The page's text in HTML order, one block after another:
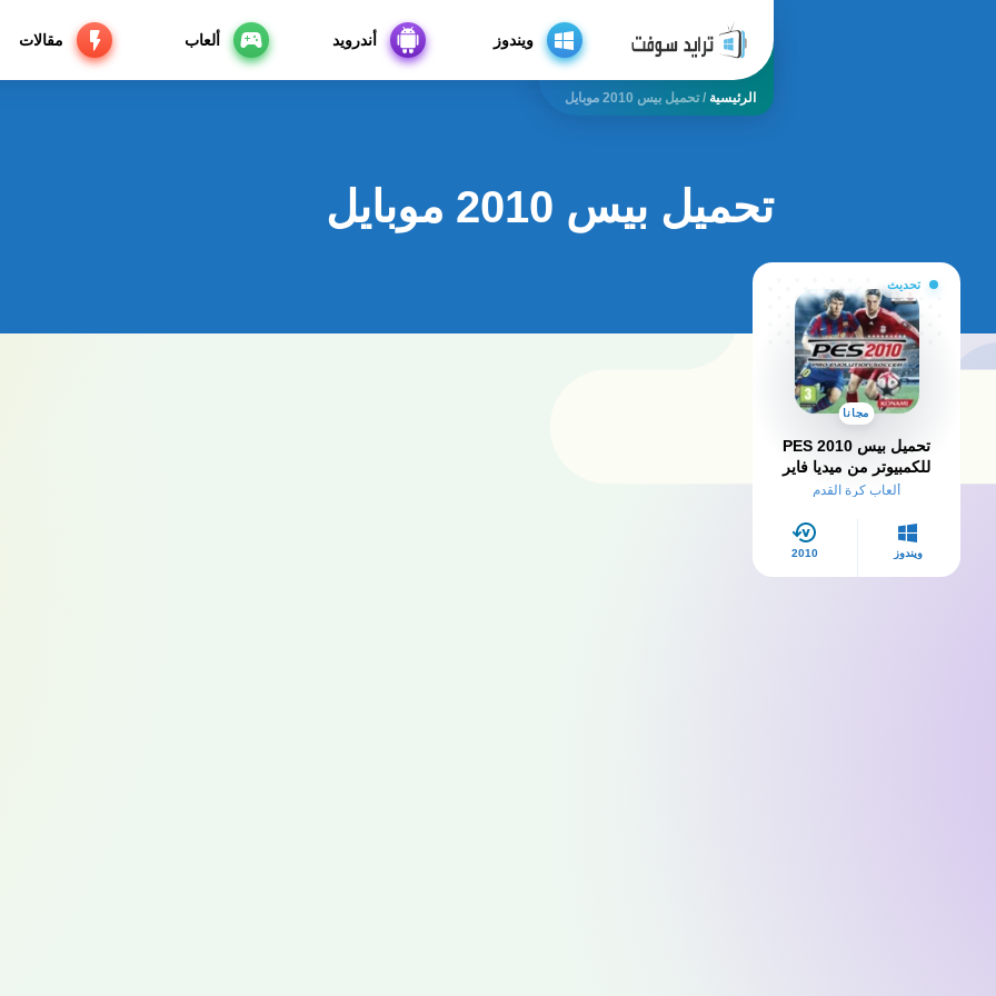
ويندوز أندرويد ألعاب مقالات
الرئيسية /تحميل بيس 2010 موبايل
تحميل بيس 2010 موبايل
تحديث
مجانا
تحميل بيس 2010 PES
للكمبيوتر من ميديا فاير
تعليق عربي
ألعاب كرة القدم
ويندوز 2010